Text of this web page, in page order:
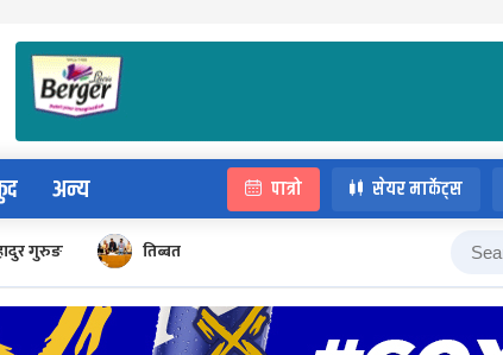
अन्य पात्रो सेयर मार्केट्स
गुरुङ तिब्बत